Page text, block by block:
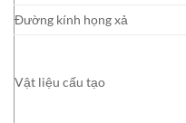
Đường kính họng xả
Vật liệu cấu tạo